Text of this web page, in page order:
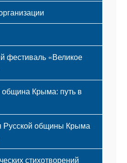
фестиваль «Великое
община Крыма: путь в
Русской общины Крыма
стихотворений